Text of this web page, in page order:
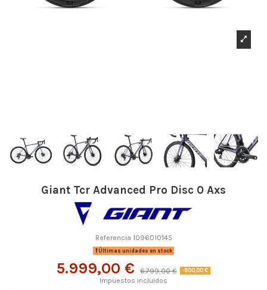
Giant Tcr Advanced Pro Disc 0 Axs
Referencia 1096010145
Últimas unidades en stock
5.999,00 € 6.799,00 € -800,00 €
Impuestos incluidos